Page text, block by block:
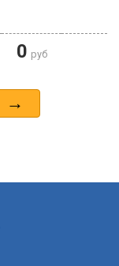
0 руб